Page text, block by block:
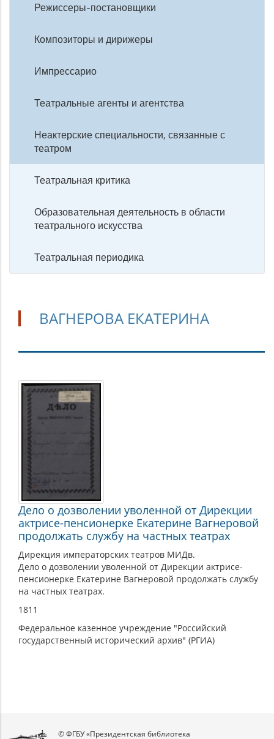
Режиссеры-постановщики
Композиторы и дирижеры
Импрессарио
Театральные агенты и агентства
Неактерские специальности, связанные с
театром
Театральная критика
Образовательная деятельность в области
театрального искусства
Театральная периодика
ВАГНЕРОВА ЕКАТЕРИНА
Вагнерова
Екатерина
Дело о дозволении уволенной от Дирекции
актрисе-пенсионерке Екатерине Вагнеровой
продолжать службу на частных театрах
Дирекция императорских театров МИДв.
Дело о дозволении уволенной от Дирекции актрисе-
пенсионерке Екатерине Вагнеровой продолжать службу
на частных театрах.
1811
Федеральное казенное учреждение "Российский
государственный исторический архив" (РГИА)
© ФГБУ «Президентская библиотека